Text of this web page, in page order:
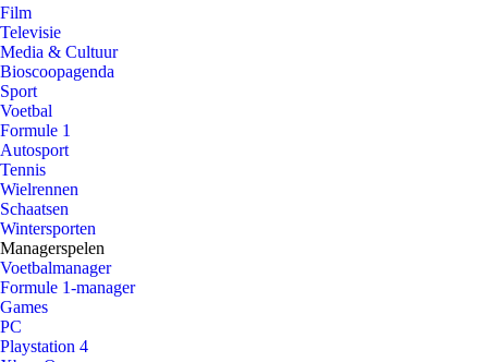
Film
Televisie
Media & Cultuur
Bioscoopagenda
Sport
Voetbal
Formule 1
Autosport
Tennis
Wielrennen
Schaatsen
Wintersporten
Managerspelen
Voetbalmanager
Formule 1-manager
Games
PC
Playstation 4